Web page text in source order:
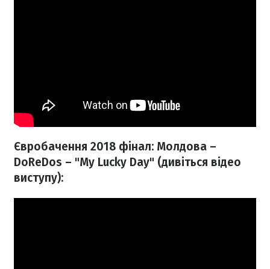
Євробачення 2018 фінал: Молдова –
DoReDos – "My Lucky Day" (дивіться відео
виступу):